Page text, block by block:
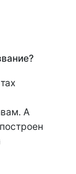
А